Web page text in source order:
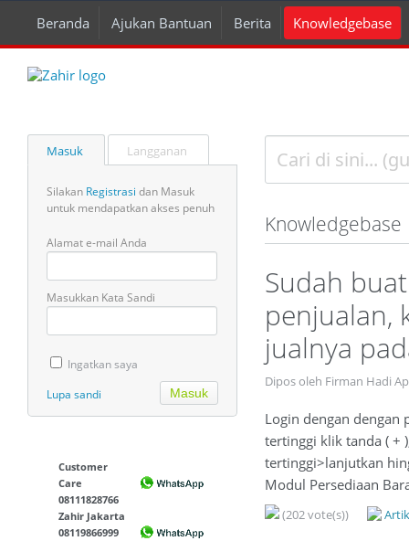
Beranda Ajukan Bantuan Berita Knowledgebase
Masuk Langganan
Silakan Registrasi dan Masuk
untuk mendapatkan akses penuh
Alamat e-mail Anda
Masukkan Kata Sandi
Ingatkan saya
Lupa sandi
Customer
Care
08111828766
Zahir Jakarta
08119866999
Knowledgebase
Sudah
penjualan,
jualnya
Dipos oleh Firman Hadi
Login dengan
tertinggi klik tanda ( +
tertinggi>lanjutkan
Modul Persediaan
(202 vote(s))